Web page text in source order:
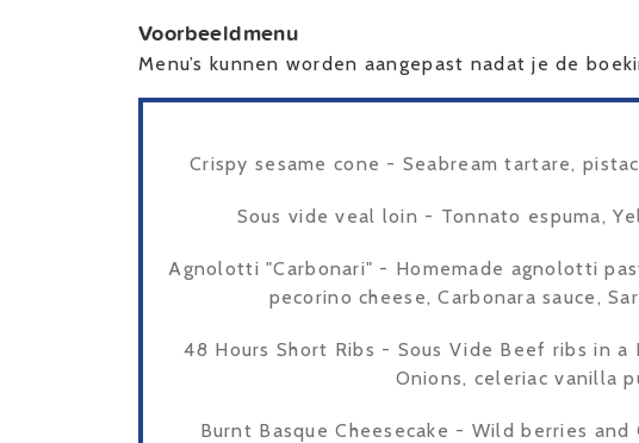
Voorbeeldmenu
Menu’s kunnen worden aangepast nadat je de
Crispy sesame cone - Seabream tartare,
Sous vide veal loin - Tonnato espuma,
Agnolotti "Carbonari" - Homemade agnolotti
pecorino cheese, Carbonara sauce,
48 Hours Short Ribs - Sous Vide Beef ribs in a
Onions, celeriac vanilla
Burnt Basque Cheesecake - Wild berries and